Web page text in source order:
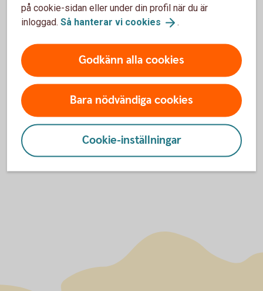
Tidigare SKI-undersökningar
SKI Bank
SKI Bank
2022
SKI Bank2021
SKI Bank
2020
på cookie-sidan eller under din profil när du är
inloggad. Så hanterar vi cookies .
Godkänn alla cookies
Bara nödvändiga cookies
Cookie-inställningar